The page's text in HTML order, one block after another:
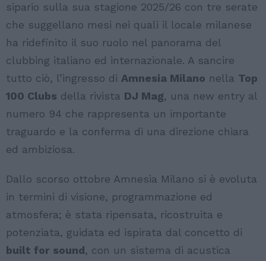
sipario sulla sua stagione 2025/26 con tre serate
che suggellano mesi nei quali il locale milanese
ha ridefinito il suo ruolo nel panorama del
clubbing italiano ed internazionale. A sancire
tutto ciò, l’ingresso di Amnesia Milano nella Top
100 Clubs della rivista DJ Mag, una new entry al
numero 94 che rappresenta un importante
traguardo e la conferma di una direzione chiara
ed ambiziosa.
Dallo scorso ottobre Amnesia Milano si è evoluta
in termini di visione, programmazione ed
atmosfera; è stata ripensata, ricostruita e
potenziata, guidata ed ispirata dal concetto di
built for sound, con un sistema di acustica